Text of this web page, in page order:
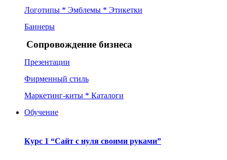
Логотипы * Эмблемы * Этикетки
Баннеры
Сопровождение бизнеса
Презентации
Фирменный стиль
Маркетинг-киты * Каталоги
Обучение
Курс 1 “Сайт с нуля своими руками”